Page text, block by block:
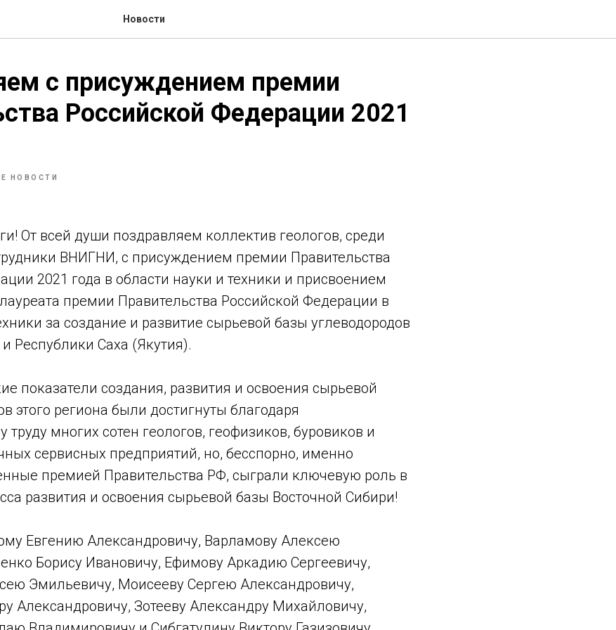
Новости
с присуждением премии
Российской Федерации 2021
НОВОСТИ
От всей души поздравляем коллектив геологов, среди
ВНИГНИ, с присуждением премии Правительства
2021 года в области науки и техники и присвоением
премии Правительства Российской Федерации в
за создание и развитие сырьевой базы углеводородов
Республики Саха (Якутия).
показатели создания, развития и освоения сырьевой
этого региона были достигнуты благодаря
многих сотен геологов, геофизиков, буровиков и
сервисных предприятий, но, бесспорно, именно
премией Правительства РФ, сыграли ключевую роль в
развития и освоения сырьевой базы Восточной Сибири!
Евгению Александровичу, Варламову Алексею
Борису Ивановичу, Ефимову Аркадию Сергеевичу,
Эмильевичу, Моисееву Сергею Александровичу,
Александровичу, Зотееву Александру Михайловичу,